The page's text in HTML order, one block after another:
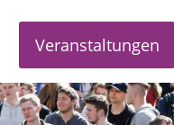
Veranstaltungen